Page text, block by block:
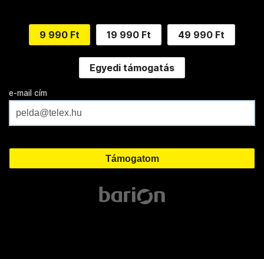
9 990 Ft 19 990 Ft 49 990 Ft
Egyedi támogatás
e-mail cím